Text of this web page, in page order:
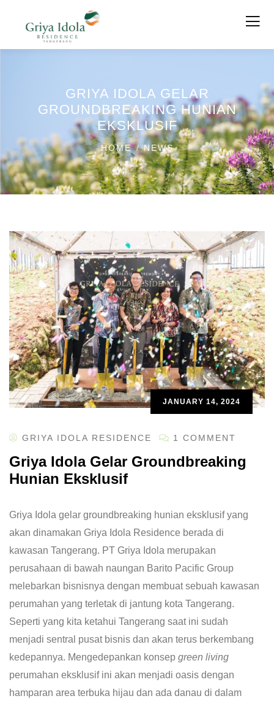
GRIYA IDOLA GELAR
GROUNDBREAKING HUNIAN
EKSKLUSIF
HOME NEWS
JANUARY 14, 2024
GRIYA IDOLA RESIDENCE 1 COMMENT
Griya Idola Gelar Groundbreaking
Hunian Eksklusif
Griya Idola gelar groundbreaking hunian eksklusif yang
akan dinamakan Griya Idola Residence berada di
kawasan Tangerang. PT Griya Idola merupakan
perusahaan di bawah naungan Barito Pacific Group
melebarkan bisnisnya dengan membuat sebuah kawasan
perumahan yang terletak di jantung kota Tangerang.
Seperti yang kita ketahui Tangerang saat ini sudah
menjadi sentral pusat bisnis dan akan terus berkembang
kedepannya. Mengedepankan konsep green living
perumahan eksklusif ini akan menjadi oasis dengan
hamparan area terbuka hijau dan ada danau di dalam